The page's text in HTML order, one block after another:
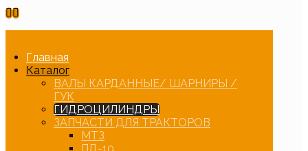
Главная
Каталог
ВАЛЫ КАРДАННЫЕ/ ШАРНИРЫ /
ГУК
ГИДРОЦИЛИНДРЫ
ЗАПЧАСТИ ДЛЯ ТРАКТОРОВ
МТЗ
ПД-10